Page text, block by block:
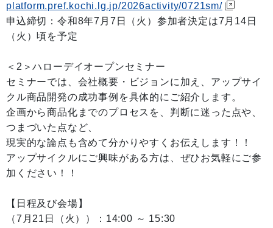
platform.pref.kochi.lg.jp/2026activity/0721sm/
申込締切：令和8年7月7日（火）参加者決定は7月14日
（火）頃を予定
＜2＞ハローデイオープンセミナー
セミナーでは、会社概要・ビジョンに加え、アップサイ
クル商品開発の成功事例を具体的にご紹介します。
企画から商品化までのプロセスを、判断に迷った点や、
つまづいた点など、
現実的な論点も含めて分かりやすくお伝えします！！
アップサイクルにご興味がある方は、ぜひお気軽にご参
加ください！！
【日程及び会場】
（7月21日（火））：14:00 ～ 15:30